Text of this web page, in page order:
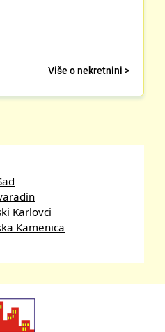
Više o nekretnini >
Karlovci
Kamenica